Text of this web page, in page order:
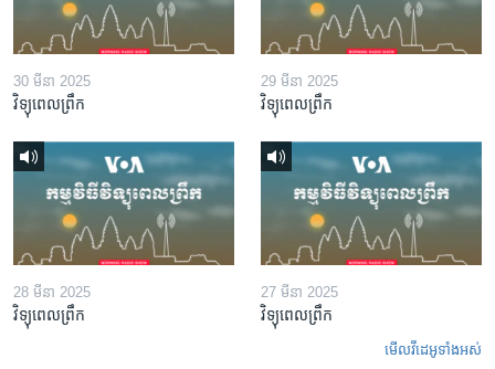
30 មីនា 2025
វិទ្យុពេលព្រឹក
29 មីនា 2025
វិទ្យុពេលព្រឹក
28 មីនា 2025
វិទ្យុពេលព្រឹក
27 មីនា 2025
វិទ្យុពេលព្រឹក
មើល​វីដេអូ​ទាំង​អស់